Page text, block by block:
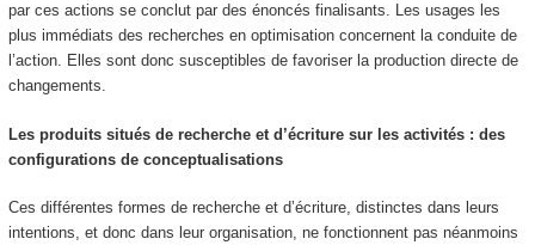
par ces actions se conclut par des énoncés finalisants. Les usages les
plus immédiats des recherches en optimisation concernent la conduite de
l’action. Elles sont donc susceptibles de favoriser la production directe de
changements.
Les produits situés de recherche et d’écriture sur les activités : des
configurations de conceptualisations
Ces différentes formes de recherche et d’écriture, distinctes dans leurs
intentions, et donc dans leur organisation, ne fonctionnent pas néanmoins